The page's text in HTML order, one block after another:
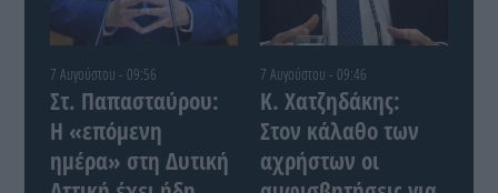
7 Αυγούστου - 09:56
Στ. Παπασταύρου:
Η «επόμενη
ημέρα» στη Δυτική
7 Αυγούστου - 09:46
Κ. Χατζηδάκης:
Στον κάλαθο των
αχρήστων οι